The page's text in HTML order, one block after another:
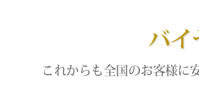
バイ
これからも全国のお客様に